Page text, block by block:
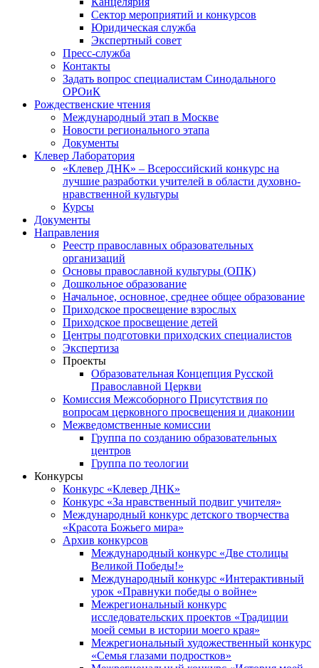
Сектор мероприятий и конкурсов
Юридическая служба
Экспертный совет
Пресс-служба
Контакты
Задать вопрос специалистам Синодального
ОРОиК
Рождественские чтения
Международный этап в Москве
Новости регионального этапа
Документы
Клевер Лаборатория
«Клевер ДНК» – Всероссийский конкурс на
лучшие разработки учителей в области духовно-
нравственной культуры
Курсы
Документы
Направления
Реестр православных образовательных
организаций
Основы православной культуры (ОПК)
Дошкольное образование
Начальное, основное, среднее общее образование
Приходское просвещение взрослых
Приходское просвещение детей
Центры подготовки приходских специалистов
Экспертиза
Проекты
Образовательная Концепция Русской
Православной Церкви
Комиссия Межсоборного Присутствия по
вопросам церковного просвещения и диаконии
Межведомственные комиссии
Группа по созданию образовательных
центров
Группа по теологии
Конкурсы
Конкурс «Клевер ДНК»
Конкурс «За нравственный подвиг учителя»
Международный конкурс детского творчества
«Красота Божьего мира»
Архив конкурсов
Международный конкурс «Две столицы
Великой Победы!»
Международный конкурс «Интерактивный
урок «Правнуки победы о войне»
Межрегиональный конкурс
исследовательских проектов «Традиции
моей семьи в истории моего края»
Межрегиональный художественный конкурс
«Семья глазами подростков»